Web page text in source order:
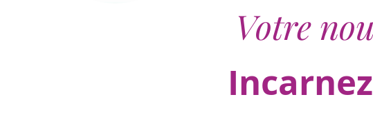
Votre